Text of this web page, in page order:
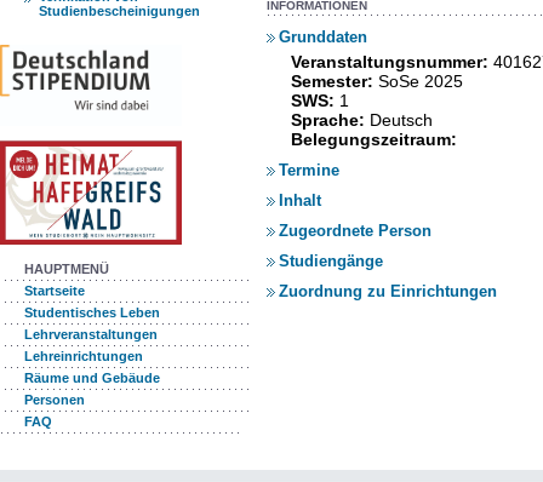
Studienbescheinigungen
HAUPTMENÜ
Startseite
Studentisches Leben
Lehrveranstaltungen
Lehreinrichtungen
Räume und Gebäude
Personen
FAQ
INFORMATIONEN
Grunddaten
Veranstaltungsnummer:
Semester: SoSe 2025
SWS: 1
Sprache: Deutsch
Belegungszeitraum:
Termine
Inhalt
Zugeordnete Person
Studiengänge
Zuordnung zu Einrichtungen